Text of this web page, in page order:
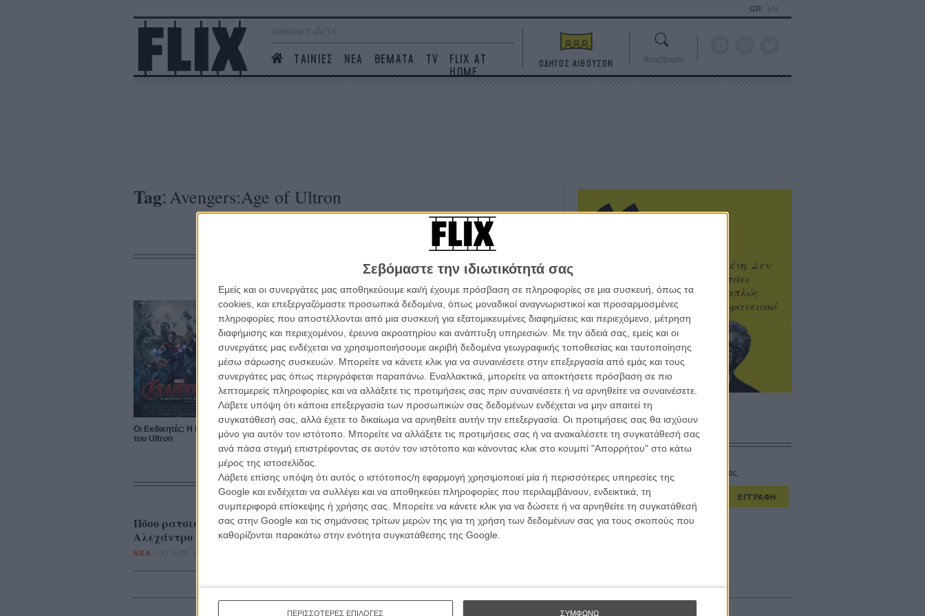
Σεβόμαστε την ιδιωτικότητά σας
Εμείς και οι συνεργάτες μας αποθηκεύουμε και/ή έχουμε πρόσβαση σε πληροφορίες σε μια συσκευή, όπως τα
cookies, και επεξεργαζόμαστε προσωπικά δεδομένα, όπως μοναδικοί αναγνωριστικοί και προσαρμοσμένες
πληροφορίες που αποστέλλονται από μια συσκευή για εξατομικευμένες διαφημίσεις και περιεχόμενο, μέτρηση
διαφήμισης και περιεχομένου, έρευνα ακροατηρίου και ανάπτυξη υπηρεσιών. Με την άδειά σας, εμείς και οι
συνεργάτες μας ενδέχεται να χρησιμοποιήσουμε ακριβή δεδομένα γεωγραφικής τοποθεσίας και ταυτοποίησης
μέσω σάρωσης συσκευών. Μπορείτε να κάνετε κλικ για να συναινέσετε στην επεξεργασία από εμάς και τους
συνεργάτες μας όπως περιγράφεται παραπάνω. Εναλλακτικά, μπορείτε να αποκτήσετε πρόσβαση σε πιο
λεπτομερείς πληροφορίες και να αλλάξετε τις προτιμήσεις σας πριν συναινέσετε ή να αρνηθείτε να συναινέσετε.
Λάβετε υπόψη ότι κάποια επεξεργασία των προσωπικών σας δεδομένων ενδέχεται να μην απαιτεί τη
συγκατάθεσή σας, αλλά έχετε το δικαίωμα να αρνηθείτε αυτήν την επεξεργασία. Οι προτιμήσεις σας θα ισχύουν
μόνο για αυτόν τον ιστότοπο. Μπορείτε να αλλάξετε τις προτιμήσεις σας ή να ανακαλέσετε τη συγκατάθεσή σας
ανά πάσα στιγμή επιστρέφοντας σε αυτόν τον ιστότοπο και κάνοντας κλικ στο κουμπί "Απορρήτου" στο κάτω
μέρος της ιστοσελίδας.
Λάβετε επίσης υπόψη ότι αυτός ο ιστότοπος/η εφαρμογή χρησιμοποιεί μία ή περισσότερες υπηρεσίες της
Google και ενδέχεται να συλλέγει και να αποθηκεύει πληροφορίες που περιλαμβάνουν, ενδεικτικά, τη
συμπεριφορά επίσκεψης ή χρήσης σας. Μπορείτε να κάνετε κλικ για να δώσετε ή να αρνηθείτε τη συγκατάθεσή
σας στην Google και τις σημάνσεις τρίτων μερών της για τη χρήση των δεδομένων σας για τους σκοπούς που
καθορίζονται παρακάτω στην ενότητα συγκατάθεσης της Google.
ΠΕΡΙΣΣΟΤΕΡΕΣ ΕΠΙΛΟΓΕΣ ΣΥΜΦΩΝΩ
summer days
ΤΑΙΝΙΕΣ ΝΕΑ ΘΕΜΑΤΑ TV
FLIX AT
HOME
GR EN
ΟΔΗΓΟΣ ΑΙΘΟΥΣΩΝ Αναζήτηση
Tag: Avengers:Age of Ultron
Οι Εκδικητές: H Εποχή
του Ultron
ΑΡΘΡΑ
Πόσο ρατσιστικό ήταν το σχόλιο του Ρόμπερτ Ντάουνι Τζιούνορ για τον
Αλεχάντρο Γκονζάλες Ινιάριτου;
ΝΕΑ 27 ΑΠΡ 2015
Βιμ Βέντερς
Συνέντευξη
Η επιτυχία είναι υπερτιμημένη. Δεν
σε κάνει καλύτερο, δεν σε πάει
πουθενά η επιτυχία. Είναι απλώς
ένα ωραίο, ανεβαστικό, επιφανειακό
συναίσθημα.»
CONNECT
Εγγράψου στο εβδομαδιαίο newsletter μας.
ΕΓΓΡΑΦΗ
Θέλω να λαμβάνω τα newsletter σας.